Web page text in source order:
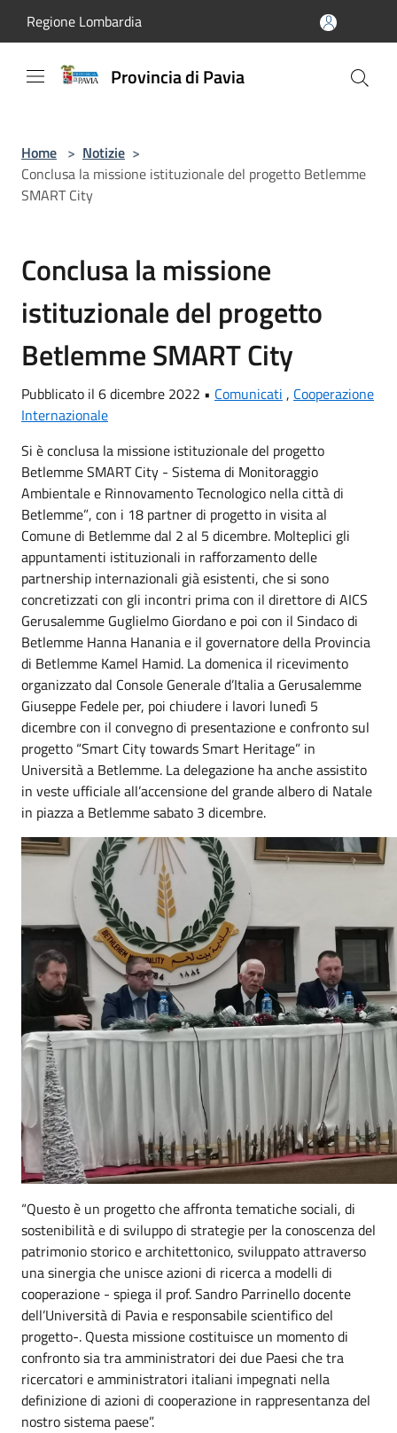
Regione Lombardia
Provincia di Pavia
Home > Notizie >
Conclusa la missione istituzionale del progetto Betlemme
SMART City
Conclusa la missione
istituzionale del progetto
Betlemme SMART City
Pubblicato il 6 dicembre 2022 • Comunicati , Cooperazione
Internazionale
Si è conclusa la missione istituzionale del progetto
Betlemme SMART City - Sistema di Monitoraggio
Ambientale e Rinnovamento Tecnologico nella cittàdi
Betlemme”, con i 18 partner di progetto in visita al
Comune di Betlemme dal 2 al 5 dicembre. Molteplici gli
appuntamenti istituzionali in rafforzamento delle
partnership internazionali già esistenti, che si sono
concretizzati con gli incontri prima con il direttore di AICS
Gerusalemme Guglielmo Giordano e poi con il Sindaco di
Betlemme Hanna Hanania e il governatore della Provincia
di Betlemme Kamel Hamid. La domenica il ricevimento
organizzato dal Console Generale d’Italia a Gerusalemme
Giuseppe Fedele per, poi chiudere i lavori lunedì 5
dicembre con il convegno di presentazione e confronto sul
progetto “Smart City towards Smart Heritage” in
Università a Betlemme. La delegazione ha anche assistito
in veste ufficiale all’accensione del grande albero di Natale
in piazza a Betlemme sabato 3 dicembre.
“Questo è un progetto che affronta tematiche sociali, di
sostenibilità e di sviluppo di strategie per la conoscenza del
patrimonio storico e architettonico, sviluppato attraverso
una sinergia che unisce azioni di ricerca a modelli di
cooperazione - spiega il prof.Sandro Parrinellodocente
dell’Università di Pavia e responsabile scientifico del
progetto-. Questa missione costituisce un momento di
confronto sia tra amministratori dei due Paesi che tra
ricercatori e amministratori italiani impegnati nella
definizione di azioni di cooperazione in rappresentanza del
nostro sistema paese”.